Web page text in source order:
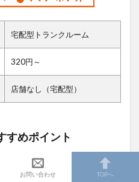
宅配型トランクルーム
320円～
店舗なし（宅配型）
すめポイント
用可能
お問い合わせ TOPへ